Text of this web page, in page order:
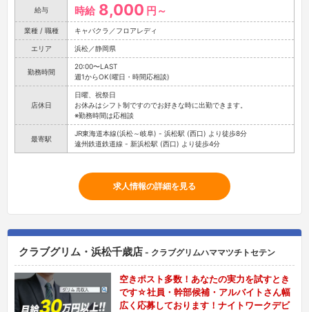
給与 時給 8,000 円～
業種 / 職種 キャバクラ／フロアレディ
エリア 浜松／静岡県
勤務時間
20:00〜LAST
週1からOK(曜日・時間応相談)
店休日
日曜、祝祭日
お休みはシフト制ですのでお好きな時に出勤できます。
※勤務時間は応相談
最寄駅
JR東海道本線(浜松～岐阜) - 浜松駅 (西口) より徒歩8分
遠州鉄道鉄道線 - 新浜松駅 (西口) より徒歩4分
求人情報の詳細を見る
クラブグリム・浜松千歳店 - クラブグリムハママツチトセテン
空きポスト多数！あなたの実力を試すとき
です☆社員・幹部候補・アルバイトさん幅
広く応募しております！ナイトワークデビ